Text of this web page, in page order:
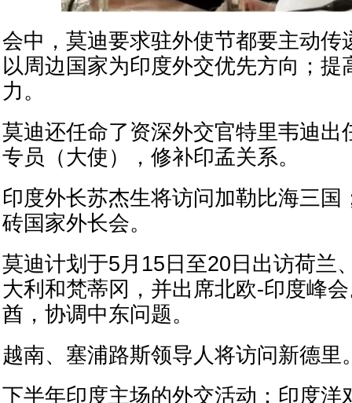
会中，莫迪要求驻外使节都要主动传
以周边国家为印度外交优先方向；提
力。
莫迪还任命了资深外交官特里韦迪出
专员（大使），修补印孟关系。
印度外长苏杰生将访问加勒比海三国
砖国家外长会。
莫迪计划于5月15日至20日出访荷兰
大利和梵蒂冈，并出席北欧-印度峰
酋，协调中东问题。
越南、塞浦路斯领导人将访问新德里
下半年印度主场的外交活动：印度洋